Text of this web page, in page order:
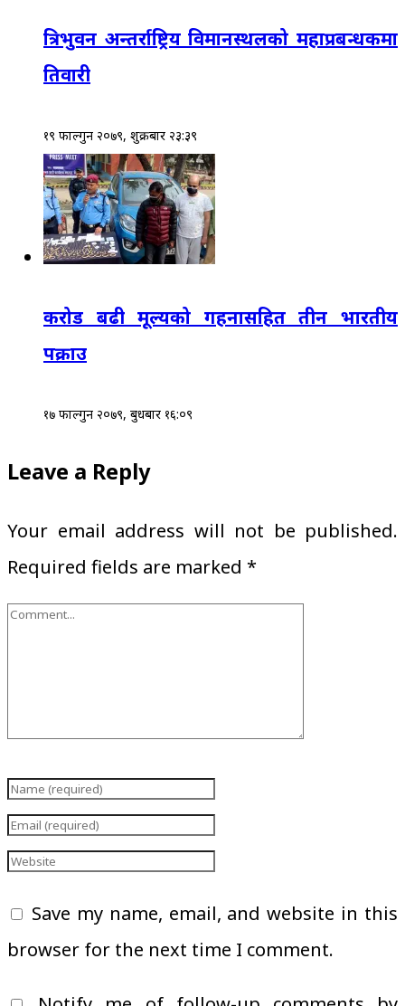
त्रिभुवन अन्तर्राष्ट्रिय विमानस्थलको महाप्रबन्धकमा
तिवारी
१९ फाल्गुन २०७९, शुक्रबार २३:३९
करोड बढी मूल्यको गहनासहित तीन भारतीय
पक्राउ
१७ फाल्गुन २०७९, बुधबार १६:०९
Leave a Reply
Your email address will not be published.
Required fields are marked *
Save my name, email, and website in this
browser for the next time I comment.